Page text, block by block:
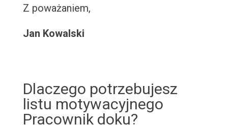
Z poważaniem,
Jan Kowalski
Dlaczego potrzebujesz
listu motywacyjnego
Pracownik doku?